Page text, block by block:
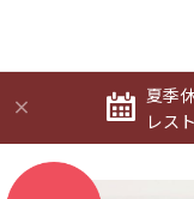
夏季
レス